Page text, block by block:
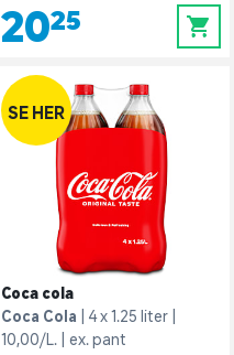
20,25 0
SE HER
Coca cola
Coca Cola
4 x 1.25 liter
10,00/L.
ex. pant